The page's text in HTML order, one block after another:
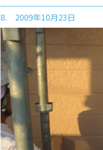
8. 2009年10月23日